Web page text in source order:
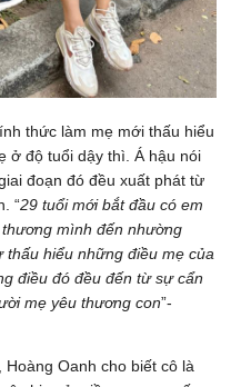
thức làm mẹ mới thấu hiểu
ở độ tuổi dậy thì. Á hậu nói
đoạn đó đều xuất phát từ
“29 tuổi mới bắt đầu có em
mình đến nhường
thấu hiểu những điều mẹ của
điều đó đều đến từ sự cẩn
mẹ yêu thương con”-
Oanh cho biết cô là